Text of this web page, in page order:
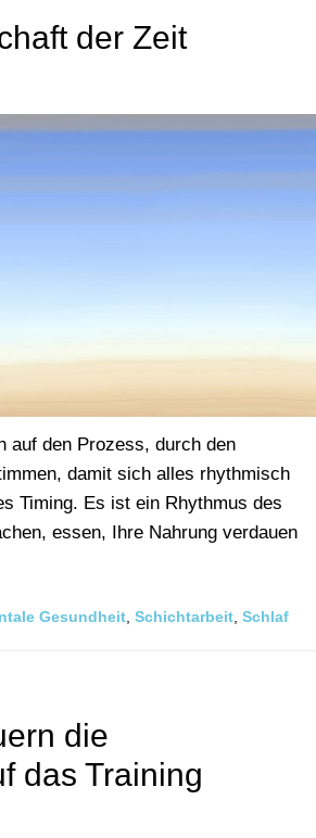
der Zeit
auf den Prozess, durch den
damit sich alles rhythmisch
Timing. Es ist ein Rhythmus des
essen, Ihre Nahrung verdauen
Gesundheit Schichtarbeit Schlaf
die
das Training